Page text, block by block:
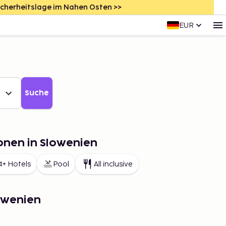
im Nahen Osten >>
EUR
Suche
in Slowenien
Hotels Pool All inclusive